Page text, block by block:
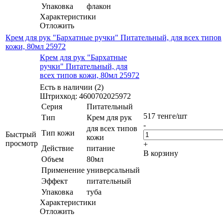
Упаковка
флакон
Характеристики
Отложить
Крем для рук "Бархатные ручки" Питательный, для всех типов
кожи, 80мл 25972
Быстрый
просмотр
Крем для рук "Бархатные
ручки" Питательный, для
всех типов кожи, 80мл 25972
Есть в наличии (2)
Штрихкод: 4600702025972
Серия
Питательный
Тип
Крем для рук
Тип кожи
для всех типов
кожи
Действие
питание
Объем
80мл
Применение универсальный
Эффект
питательный
Упаковка
туба
Характеристики
Отложить
517 тенге/шт
-
+
В корзину